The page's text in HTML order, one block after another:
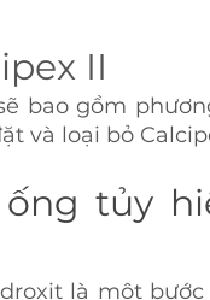
II
bao gồm
và loại bỏ
tủy
là một